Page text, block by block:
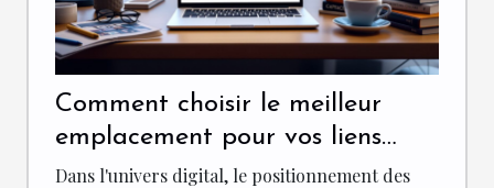
Comment choisir le meilleur
emplacement pour vos liens
sponsorisés
Dans l'univers digital, le positionnement des